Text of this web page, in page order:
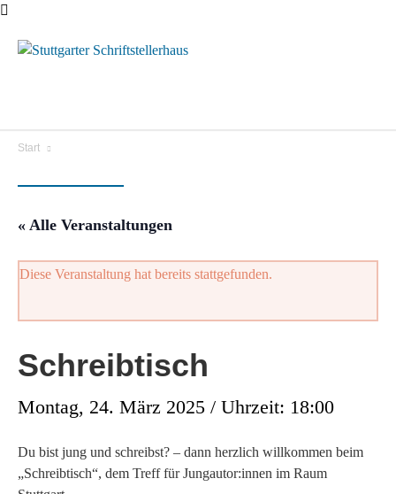
Start
« Alle Veranstaltungen
Diese Veranstaltung hat bereits stattgefunden.
Schreibtisch
Montag, 24. März 2025 / Uhrzeit: 18:00
Du bist jung und schreibst? – dann herzlich willkommen beim
„Schreibtisch“, dem Treff für Jungautor:innen im Raum